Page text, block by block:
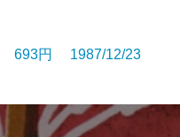
693円 1987/12/23